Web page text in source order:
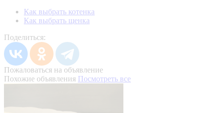
Как выбрать котенка
Как выбрать щенка
Поделиться:
Пожаловаться на объявление
Похожие объявления Посмотреть все